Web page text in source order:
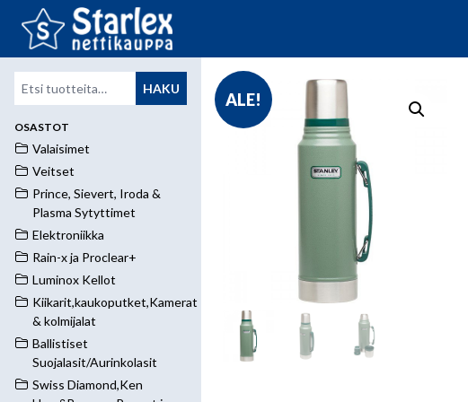
Etsi: HAKU
OSASTOT
Valaisimet
Veitset
Prince, Sievert, Iroda &
Plasma Sytyttimet
Elektroniikka
Rain-x ja Proclear+
Luminox Kellot
Kiikarit,kaukoputket,Kamerat
& kolmijalat
Ballistiset
Suojalasit/Aurinkolasit
Swiss Diamond,Ken
ALE!